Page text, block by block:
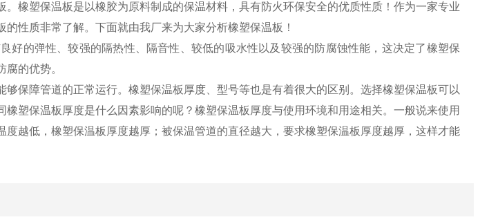
。橡塑保温板是以橡胶为原料制成的保温材料，具有防火环保安全的优质性质！作为一家专业
性质非常了解。下面就由我厂来为大家分析橡塑保温板！
好的弹性、较强的隔热性、隔音性、较低的吸水性以及较强的防腐蚀性能，这决定了橡塑保
的优势。
够保障管道的正常运行。橡塑保温板厚度、型号等也是有着很大的区别。选择橡塑保温板可以
塑保温板厚度是什么因素影响的呢？橡塑保温板厚度与使用环境和用途相关。一般说来使用
度越低，橡塑保温板厚度越厚；被保温管道的直径越大，要求橡塑保温板厚度越厚，这样才能